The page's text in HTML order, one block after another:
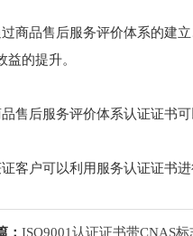
过商品售后服务评价体系的建
益的提升。
售后服务评价体系认证证书
客户可以利用服务认证证书
： ISO9001认证证书带CNAS